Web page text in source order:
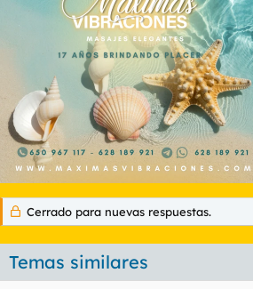
Cerrado para nuevas respuestas.
Temas similares